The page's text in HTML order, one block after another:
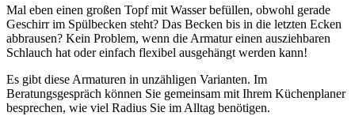
Mal eben einen großen Topf mit Wasser befüllen, obwohl gerade
Geschirr im Spülbecken steht? Das Becken bis in die letzten Ecken
abbrausen? Kein Problem, wenn die Armatur einen ausziehbaren
Schlauch hat oder einfach flexibel ausgehängt werden kann!
Es gibt diese Armaturen in unzähligen Varianten. Im
Beratungsgespräch können Sie gemeinsam mit Ihrem Küchenplaner
besprechen, wie viel Radius Sie im Alltag benötigen.